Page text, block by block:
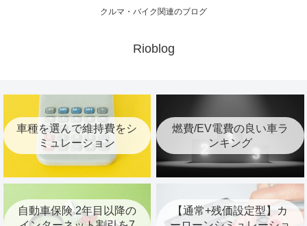
クルマ・バイク関連のブログ
Rioblog
車種を選んで維持費をシ
ミュレーション
燃費/EV電費の良い車ラ
ンキング
自動車保険 2年目以降の
【通常+残価設定型】カ